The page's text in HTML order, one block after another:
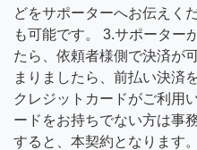
どをサポーターへお伝えく
も可能です。 3.サポーター
たら、依頼者様側で決済が
まりましたら、前払い決済
クレジットカードがご利用
ードをお持ちでない方は事
すると、本契約となります